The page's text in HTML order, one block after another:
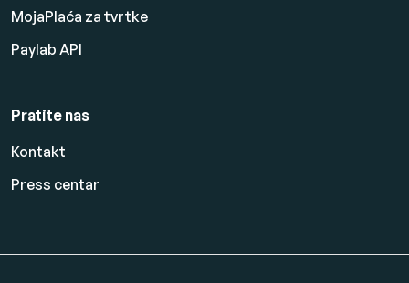
MojaPlaća za tvrtke
Paylab API
Pratite nas
Kontakt
Press centar